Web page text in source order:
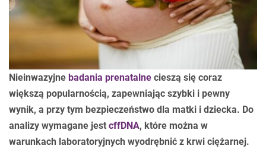
Nieinwazyjne badania prenatalne cieszą się coraz
większą popularnością, zapewniając szybki i pewny
wynik, a przy tym bezpieczeństwo dla matki i dziecka. Do
analizy wymagane jest cffDNA, które można w
warunkach laboratoryjnych wyodrębnić z krwi ciężarnej.